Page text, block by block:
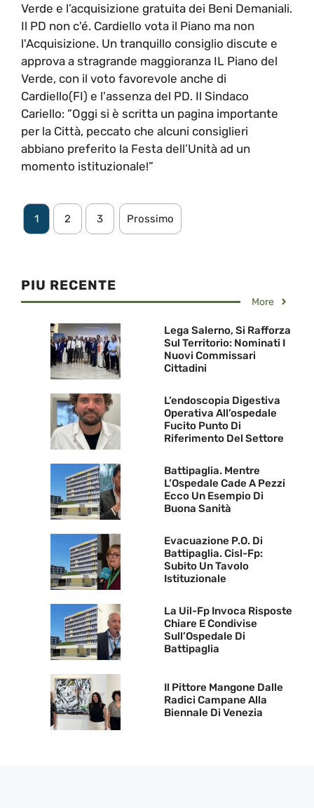
Verde e l’acquisizione gratuita dei Beni Demaniali.
Il PD non c'é. Cardiello vota il Piano ma non
l'Acquisizione. Un tranquillo consiglio discute e
approva a stragrande maggioranza IL Piano del
Verde, con il voto favorevole anche di
Cardiello(FI) e l'assenza del PD. Il Sindaco
Cariello: ”Oggi si è scritta un pagina importante
per la Città, peccato che alcuni consiglieri
abbiano preferito la Festa dell’Unità ad un
momento istituzionale!”
1 2 3 Prossimo
PIU RECENTE
More
Lega Salerno, Si Rafforza
Sul Territorio: Nominati I
Nuovi Commissari
Cittadini
L’endoscopia Digestiva
Operativa All’ospedale
Fucito Punto Di
Riferimento Del Settore
Battipaglia. Mentre
L’Ospedale Cade A Pezzi
Ecco Un Esempio Di
Buona Sanità
Evacuazione P.O. Di
Battipaglia. Cisl-Fp:
Subito Un Tavolo
Istituzionale
La Uil-Fp Invoca Risposte
Chiare E Condivise
Sull’Ospedale Di
Battipaglia
Il Pittore Mangone Dalle
Radici Campane Alla
Biennale Di Venezia